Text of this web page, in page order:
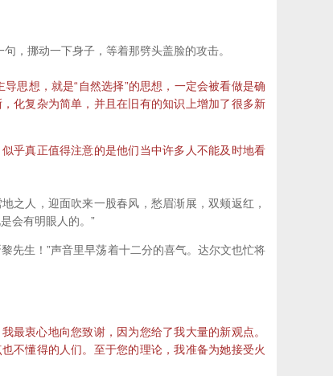
，挪动一下身子，等着那劈头盖脸的攻击。
想，就是“自然选择”的思想，一定会被看做是确
化复杂为简单，并且在旧有的知识上增加了很多新
真正值得注意的是他们当中许多人不能及时地看
人，迎面吹来一股春风，愁眉渐展，双颊返红，
会有明眼人的。”
生！”声音里早荡着十二分的喜气。达尔文也忙将
衷心地向您致谢，因为您给了我大量的新观点。
不懂得的人们。至于您的理论，我准备为她接受火